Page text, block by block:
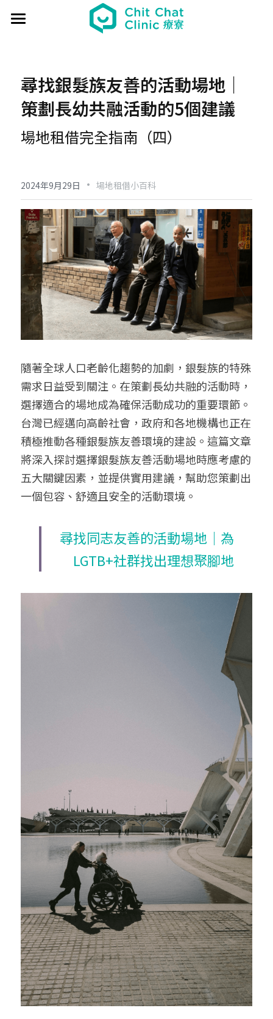
最新動態 Event
日本香遊 - 香道體驗
過往活動 Past
《真相追尋者》十字路口篇
日本香の占卜🎐
文化美食夜
療寮看電影
給大人的電影社
手作．時光
《我在露台煎西多士》場刊
展覽 Exhibition
《島工》職業醫學社區展
《邊界》概念藝術展
《休日》創作聯展
療癒 & 心靈 Wellness
板橋輕運動
實青小學堂+
特別企劃 - 眠八月
實體課程 Course
板橋運動教室
Yoga 瑜珈
Boxing 拳擊
廣東話基礎班
新北輕騎行
給香港人的國語課
西多士 粵語劇場
守護華江人工濕地
療寮．工作室開放日
《神隱》實境遊戲
調香師
馴獸師
場地租借 Venue
場地租借
共享空間
現場環境
價格方案
平日最新優惠
部落格 Blog
聯絡我們 Contact us
登錄/註冊
搜索
02 7755 7668
預約
尋找銀髮族友善的活動場地｜
策劃長幼共融活動的5個建議
場地租借完全指南（四）
2024年9月29日 · 場地租借小百科
隨著全球人口老齡化趨勢的加劇，銀髮族的特殊
需求日益受到關注。在策劃長幼共融的活動時，
選擇適合的場地成為確保活動成功的重要環節。
台灣已經邁向高齡社會，政府和各地機構也正在
積極推動各種銀髮族友善環境的建設。這篇文章
將深入探討選擇銀髮族友善活動場地時應考慮的
五大關鍵因素，並提供實用建議，幫助您策劃出
一個包容、舒適且安全的活動環境。
尋找同志友善的活動場地｜為
LGTB+社群找出理想聚腳地